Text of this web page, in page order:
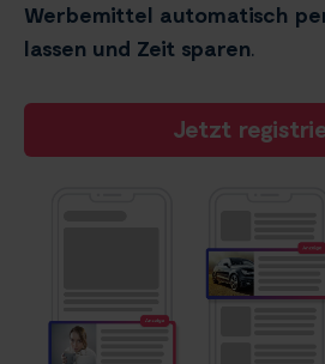
Werbemittel automatisch
lassen und Zeit sparen.
Jetzt